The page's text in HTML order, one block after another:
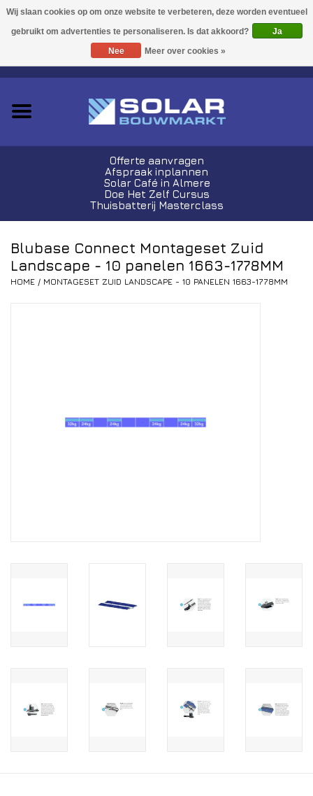
0 Artikelen - €0,00
Acties!
Kabels en Stekkers
Offerte aanvragen
Afspraak inplannen
Solar Café in Almere
Doe Het Zelf Cursus
Thuisbatterij Masterclass
Blubase Connect Montageset Zuid
Landscape - 10 panelen 1663-1778MM
HOME / MONTAGESET ZUID LANDSCAPE - 10 PANELEN 1663-1778MM
Ja
Nee
Meer over cookies »